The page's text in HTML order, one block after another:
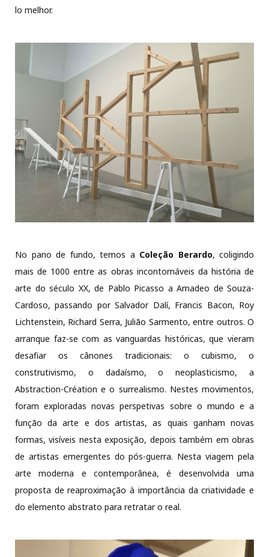
lo melhor.
No pano de fundo, temos a Coleção Berardo, coligindo
mais de 1000 entre as obras incontornáveis da história de
arte do século XX, de Pablo Picasso a Amadeo de Souza-
Cardoso, passando por Salvador Dalí, Francis Bacon, Roy
Lichtenstein, Richard Serra, Julião Sarmento, entre outros. O
arranque faz-se com as vanguardas históricas, que vieram
desafiar os cânones tradicionais: o cubismo, o
construtivismo, o dadaísmo, o neoplasticismo, a
Abstraction-Création e o surrealismo. Nestes movimentos,
foram exploradas novas perspetivas sobre o mundo e a
função da arte e dos artistas, as quais ganham novas
formas, visíveis nesta exposição, depois também em obras
de artistas emergentes do pós-guerra. Nesta viagem pela
arte moderna e contemporânea, é desenvolvida uma
proposta de reaproximação à importância da criatividade e
do elemento abstrato para retratar o real.